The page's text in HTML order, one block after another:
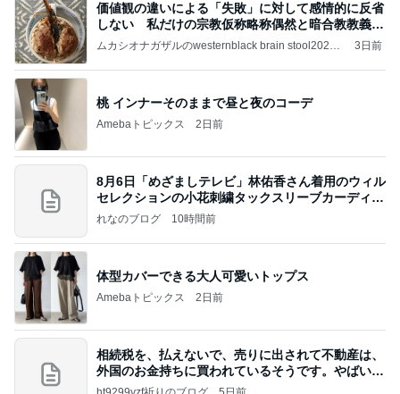
価値観の違いによる「失敗」に対して感情的に反省
しない 私だけの宗教仮称略称偶然と暗合教教義候
補
ムカシオナガザルのwesternblack brain stool2024
ガザル
3日前
桃 インナーそのままで昼と夜のコーデ
Amebaトピックス 2日前
8月6日「めざましテレビ」林佑香さん着用のウィル
セレクションの小花刺繍タックスリーブカーディガ
ン
れなのブログ 10時間前
体型カバーできる大人可愛いトップス
Amebaトピックス 2日前
相続税を、払えないで、売りに出されて不動産は、
外国のお金持ちに買われているそうです。やばいで
すよ